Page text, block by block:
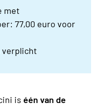
met
77,00 euro voor
verplicht
is één van de